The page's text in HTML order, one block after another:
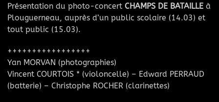
Présentation du photo-concert CHAMPS DE BATAILLE à
Plouguerneau, auprès d’un public scolaire (14.03) et
tout public (15.03).
+++++++++++++++++
Yan MORVAN (photographies)
Vincent COURTOIS * (violoncelle) – Edward PERRAUD
(batterie) – Christophe ROCHER (clarinettes)